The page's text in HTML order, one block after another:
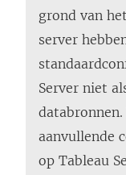
grond van
server
Server niet
aanvullende
op Tableau